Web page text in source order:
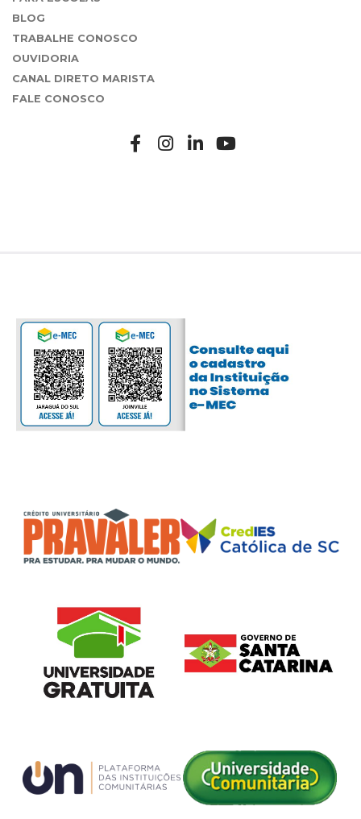
BLOG
TRABALHE CONOSCO
OUVIDORIA
CANAL DIRETO MARISTA
FALE CONOSCO